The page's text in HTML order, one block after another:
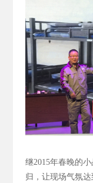
继2015年春晚的小
归，让现场气氛